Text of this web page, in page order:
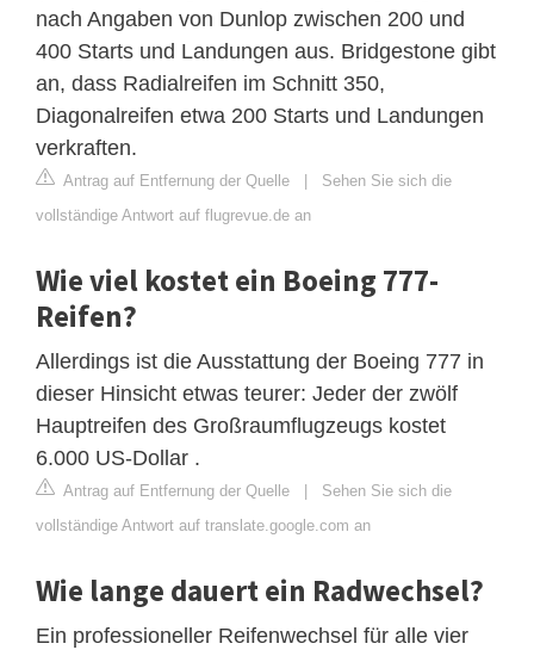
nach Angaben von Dunlop zwischen 200 und
400 Starts und Landungen aus. Bridgestone gibt
an, dass Radialreifen im Schnitt 350,
Diagonalreifen etwa 200 Starts und Landungen
verkraften.
Antrag auf Entfernung der Quelle | Sehen Sie sich die
vollständige Antwort auf flugrevue.de an
Wie viel kostet ein Boeing 777-
Reifen?
Allerdings ist die Ausstattung der Boeing 777 in
dieser Hinsicht etwas teurer: Jeder der zwölf
Hauptreifen des Großraumflugzeugs kostet
6.000 US-Dollar .
Antrag auf Entfernung der Quelle | Sehen Sie sich die
vollständige Antwort auf translate.google.com an
Wie lange dauert ein Radwechsel?
Ein professioneller Reifenwechsel für alle vier